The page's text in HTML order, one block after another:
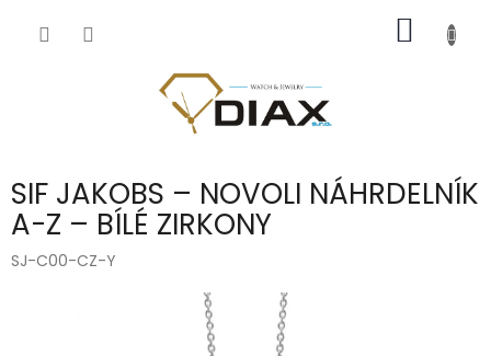
KOŠÍK
SIF JAKOBS – NOVOLI NÁHRDELNÍK
A-Z – BÍLÉ ZIRKONY
SJ-C00-CZ-Y